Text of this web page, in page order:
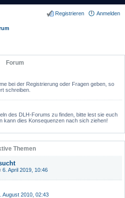
Anmelden
Registrieren
Forum
bei der Registrierung oder Fragen geben, so
schreiben.
des DLH-Forums zu finden, bitte lest sie euch
kann dies Konsequenzen nach sich ziehen!
Themen
6. April 2019, 10:46
August 2010, 02:43